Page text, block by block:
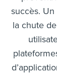
succès. Un
la chute